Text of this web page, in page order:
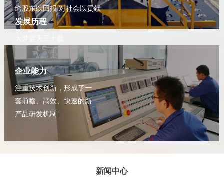
给股东以回报 对社会以贡献
发展历程
拓新致远铸辉煌
企业能力
注重技术创新，形成了一
套前瞻、高效、快速的新
产品研发机制
新闻中心